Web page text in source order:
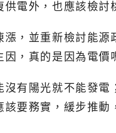
電外，也應該檢討
，並重新檢討能
，真的是因為電價
有陽光就不能發
要務實，緩步推